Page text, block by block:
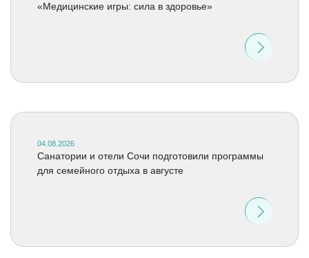
«Медицинские игры: сила в здоровье»
04.08.2026
Санатории и отели Сочи подготовили программы
для семейного отдыха в августе